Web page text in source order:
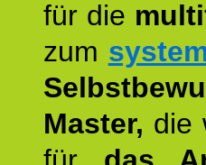
für die
zum
Master, die